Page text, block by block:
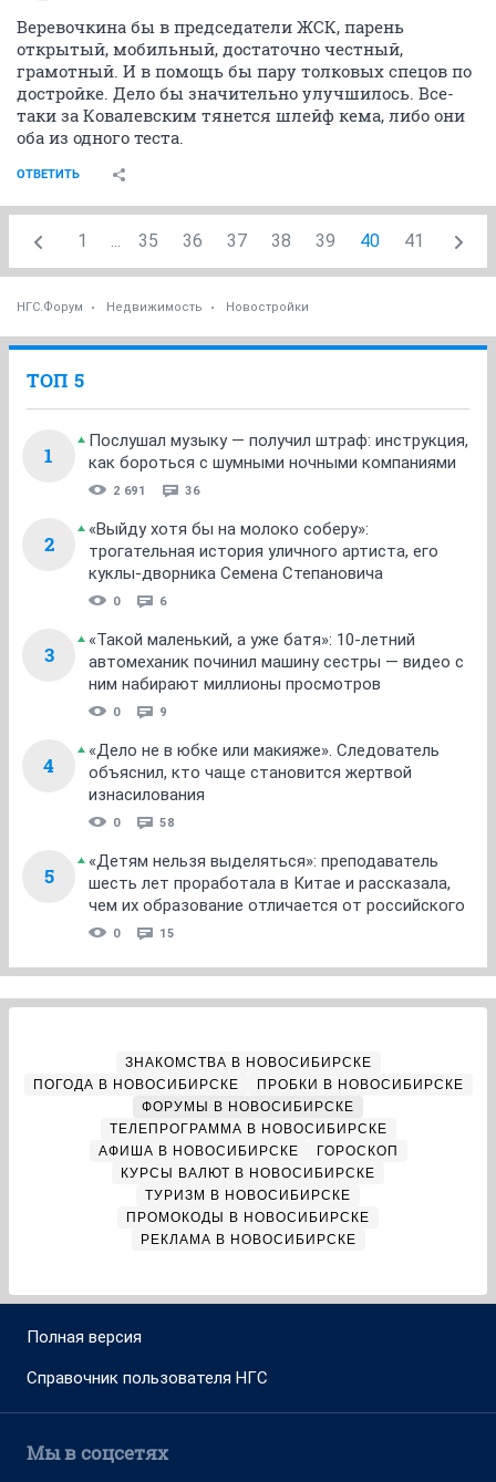
Веревочкина бы в председатели ЖСК, парень
открытый, мобильный, достаточно честный,
грамотный. И в помощь бы пару толковых спецов по
достройке. Дело бы значительно улучшилось. Все-
таки за Ковалевским тянется шлейф кема, либо они
оба из одного теста.
ОТВЕТИТЬ
1 ... 35 36 37 38 39 40 41
НГС.Форум Недвижимость Новостройки
ТОП 5
1
Послушал музыку — получил штраф: инструкция,
как бороться с шумными ночными компаниями
2 691 36
2
«Выйду хотя бы на молоко соберу»:
трогательная история уличного артиста, его
куклы-дворника Семена Степановича
0 6
3
«Такой маленький, а уже батя»: 10-летний
автомеханик починил машину сестры — видео с
ним набирают миллионы просмотров
0 9
4
«Дело не в юбке или макияже». Следователь
объяснил, кто чаще становится жертвой
изнасилования
0 58
5
«Детям нельзя выделяться»: преподаватель
шесть лет проработала в Китае и рассказала,
чем их образование отличается от российского
0 15
ЗНАКОМСТВА В НОВОСИБИРСКЕ
ПОГОДА В НОВОСИБИРСКЕ
ПРОБКИ В НОВОСИБИРСКЕ
ФОРУМЫ В НОВОСИБИРСКЕ
ТЕЛЕПРОГРАММА В НОВОСИБИРСКЕ
АФИША В НОВОСИБИРСКЕ
ГОРОСКОП
КУРСЫ ВАЛЮТ В НОВОСИБИРСКЕ
ТУРИЗМ В НОВОСИБИРСКЕ
ПРОМОКОДЫ В НОВОСИБИРСКЕ
РЕКЛАМА В НОВОСИБИРСКЕ
Полная версия
Справочник пользователя НГС
Мы в соцсетях